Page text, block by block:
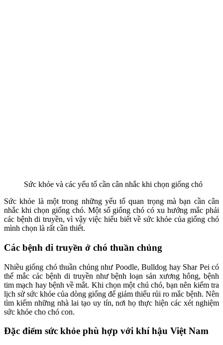
Sức khỏe và các yếu tố cần cân nhắc khi chọn giống chó
Sức khỏe là một trong những yếu tố quan trọng mà bạn cần cân
nhắc khi chọn giống chó. Một số giống chó có xu hướng mắc phải
các bệnh di truyền, vì vậy việc hiểu biết về sức khỏe của giống chó
mình chọn là rất cần thiết.
Các bệnh di truyền ở chó thuần chủng
Nhiều giống chó thuần chủng như Poodle, Bulldog hay Shar Pei có
thể mắc các bệnh di truyền như bệnh loạn sản xương hông, bệnh
tim mạch hay bệnh về mắt. Khi chọn một chú chó, bạn nên kiểm tra
lịch sử sức khỏe của dòng giống để giảm thiểu rủi ro mắc bệnh. Nên
tìm kiếm những nhà lai tạo uy tín, nơi họ thực hiện các xét nghiệm
sức khỏe cho chó con.
Đặc điểm sức khỏe phù hợp với khí hậu Việt Nam